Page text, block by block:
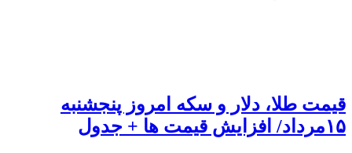
قیمت طلا، دلار و سکه امروز پنجشنبه
۱۵مرداد/ افزایش قیمت ها + جدول